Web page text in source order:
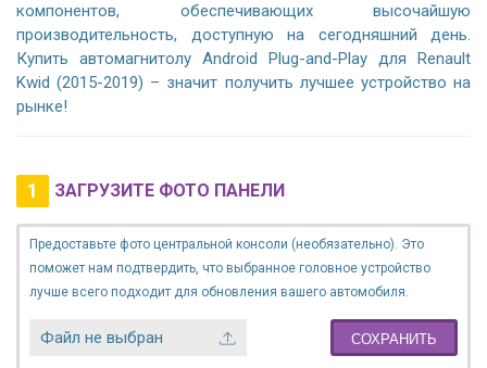
компонентов, обеспечивающих высочайшую
производительность, доступную на сегодняшний день.
Купить автомагнитолу Android Plug-and-Play для Renault
Kwid (2015-2019) – значит получить лучшее устройство на
рынке!
1 ЗАГРУЗИТЕ ФОТО ПАНЕЛИ
Предоставьте фото центральной консоли (необязательно). Это
поможет нам подтвердить, что выбранное головное устройство
лучше всего подходит для обновления вашего автомобиля.
Файл не выбран СОХРАНИТЬ